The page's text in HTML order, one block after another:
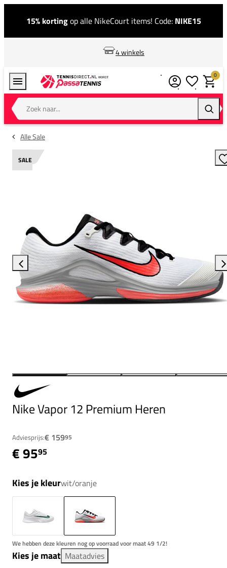
15% kortingop alle NikeCourt items! Code: NIKE15
4 winkels
Zoek naar...
0
Alle Sale
SALE
Nike Vapor 12 Premium Heren
Adviesprijs:€ 15995
€ 9595
Kies je kleurwit/oranje
We hebben deze kleuren nog op voorraad voor maat 49 1/2!
Kies je maat Maatadvies